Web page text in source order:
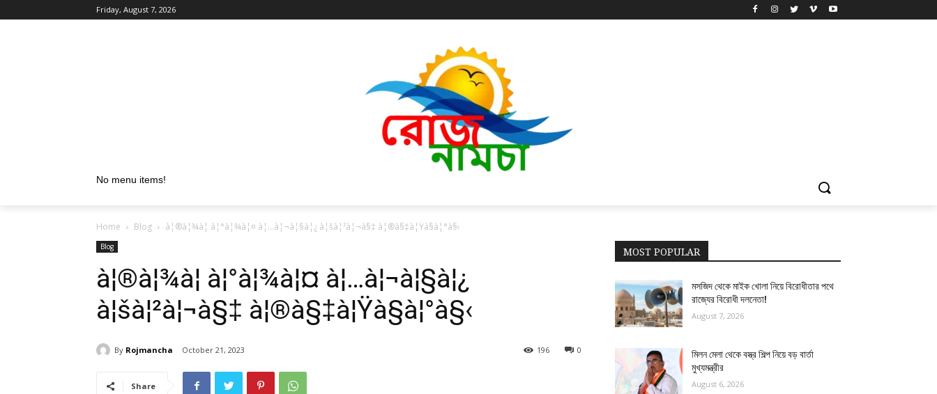
Friday, August 7, 2026
No menu items!
Home Blog à¦®à¦¾à¦ à¦°à¦¾à¦¤ à¦…à¦¬à¦§à¦¿ à¦šà¦²à¦¬à§‡ à¦®à§‡à¦Ÿà§à¦°à§‹
Blog
à¦®à¦¾à¦ à¦°à¦¾à¦¤ à¦…à¦¬à¦§à¦¿
à¦šà¦²à¦¬à§‡ à¦®à§‡à¦Ÿà§à¦°à§‹
By Rojmancha October 21, 2023 0
196
Share
MOST POPULAR
মসজিদ থেকে মাইক খোলা নিয়ে বিরোধীতার পথে
রাজ্যের বিরোধী দলনেতা!
August 7, 2026
মিলন মেলা থেকে বস্ত্র শিল্প নিয়ে বড় বার্তা
মুখ্যমন্ত্রীর
August 6, 2026